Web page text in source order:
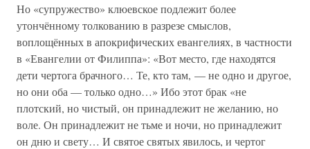
Но «супружество» клюевское подлежит более
утончённому толкованию в разрезе смыслов,
воплощённых в апокрифических евангелиях, в частности
в «Евангелии от Филиппа»: «Вот место, где находятся
дети чертога брачного… Те, кто там, — не одно и другое,
но они оба — только одно…» Ибо этот брак «не
плотский, но чистый, он принадлежит не желанию, но
воле. Он принадлежит не тьме и ночи, но принадлежит
он дню и свету… И святое святых явилось, и чертог